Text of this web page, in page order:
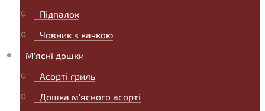
Підпалок
Човник з качкою
М'ясні дошки
Асорті гриль
Дошка м'ясного асорті